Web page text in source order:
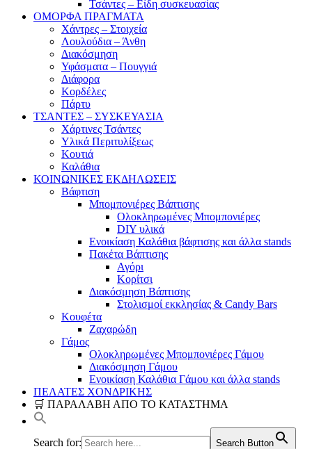
Τσάντες – Είδη συσκευασίας
ΟΜΟΡΦΑ ΠΡΑΓΜΑΤΑ
Χάντρες – Στοιχεία
Λουλούδια – Άνθη
Διακόσμηση
Υφάσματα – Πουγγιά
Διάφορα
Κορδέλες
Πάρτυ
ΤΣΑΝΤΕΣ – ΣΥΣΚΕΥΑΣΙΑ
Χάρτινες Τσάντες
Υλικά Περιτυλίξεως
Κουτιά
Καλάθια
ΚΟΙΝΩΝΙΚΕΣ ΕΚΔΗΛΩΣΕΙΣ
Βάφτιση
Μπομπονιέρες Βάπτισης
Ολοκληρωμένες Μπομπονιέρες
DIY υλικά
Ενοικίαση Καλάθια βάφτισης και άλλα stands
Πακέτα Βάπτισης
Αγόρι
Κορίτσι
Διακόσμηση Βάπτισης
Στολισμοί εκκλησίας & Candy Bars
Κουφέτα
Ζαχαρώδη
Γάμος
Ολοκληρωμένες Μπομπονιέρες Γάμου
Διακόσμηση Γάμου
Ενοικίαση Καλάθια Γάμου και άλλα stands
ΠΕΛΑΤΕΣ ΧΟΝΔΡΙΚΗΣ
🛒 ΠΑΡΑΛΑΒΗ ΑΠΟ ΤΟ ΚΑΤΑΣΤΗΜΑ
Search for: Search Button